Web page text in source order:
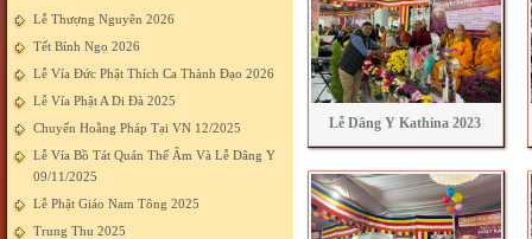
Lễ Thượng Nguyên 2026
Tết Bính Ngọ 2026
Lễ Vía Đức Phật Thích Ca Thành Đạo 2026
Lễ Vía Phật A Di Đà 2025
Chuyến Hoằng Pháp Tại VN 12/2025
Lễ Vía Bồ Tát Quán Thế Âm Và Lễ Dâng Y
09/11/2025
Lễ Phật Giáo Nam Tông 2025
Trung Thu 2025
Lễ Dâng Y Kathina 2023